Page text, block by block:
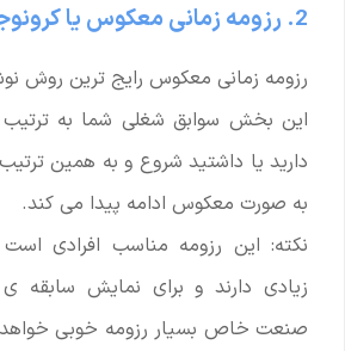
2. رزومه زمانی معکوس یا کرونوجیکال
رزومه زمانی معکوس رایج ترین روش
این بخش سوابق شغلی شما به
دارید یا داشتید شروع و به همین
به صورت معکوس ادامه پیدا می کند.
نکته: این رزومه مناسب افرادی
زیادی دارند و برای نمایش سابقه
صنعت خاص بسیار رزومه خوبی